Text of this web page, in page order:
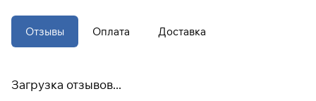
Отзывы Оплата Доставка
Загрузка отзывов...
по25%каждые 2 недели